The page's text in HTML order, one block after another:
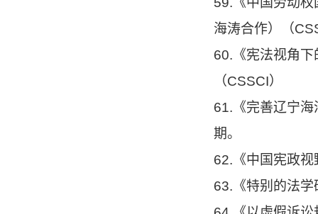
海涛合作）（
60.《宪法视角
（CSSCI）
61.《完善辽宁
期。
62.《中国宪政
63.《特别的法